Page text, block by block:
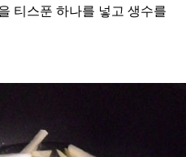
티스푼 하나를 넣고 생수를